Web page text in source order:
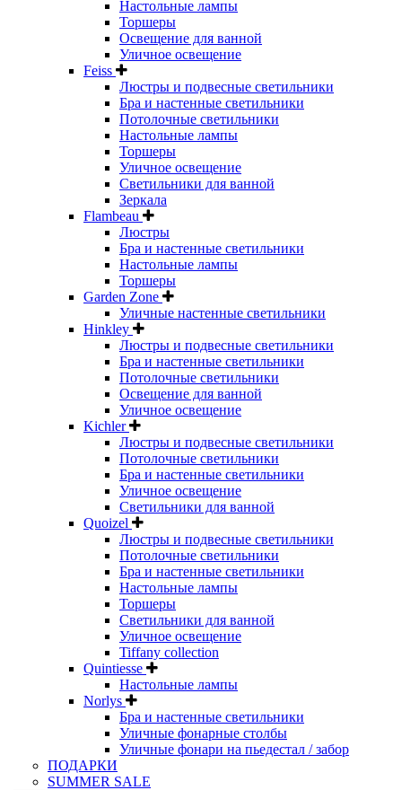
Настольные лампы
Торшеры
Освещение для ванной
Уличное освещение
Feiss
Люстры и подвесные светильники
Бра и настенные светильники
Потолочные светильники
Настольные лампы
Торшеры
Уличное освещение
Светильники для ванной
Зеркала
Flambeau
Люстры
Бра и настенные светильники
Настольные лампы
Торшеры
Garden Zone
Уличные настенные светильники
Hinkley
Люстры и подвесные светильники
Бра и настенные светильники
Потолочные светильники
Освещение для ванной
Уличное освещение
Kichler
Люстры и подвесные светильники
Потолочные светильники
Бра и настенные светильники
Уличное освещение
Светильники для ванной
Quoizel
Люстры и подвесные светильники
Потолочные светильники
Бра и настенные светильники
Настольные лампы
Торшеры
Светильники для ванной
Уличное освещение
Tiffany collection
Quintiesse
Настольные лампы
Norlys
Бра и настенные светильники
Уличные фонарные столбы
Уличные фонари на пьедестал / забор
ПОДАРКИ
SUMMER SALE